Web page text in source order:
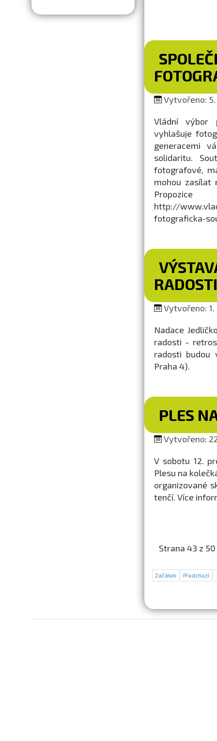
Vytvořeno: 5.
Vládní výbor
vyhlašuje
generacemi
solidaritu.
fotografové,
mohou
http://
fotograficka-
RADOSTI
Vytvořeno: 1.
Nadace
radosti -
radosti budou
Praha 4).
PLES
Vytvořeno:
V sobotu 12.
Plesu na
organizované
tenčí. Více
Strana 43 z 50
Začátek Předchozí